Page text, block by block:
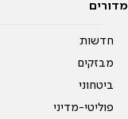
מדורים
חדשות
מבזקים
ביטחוני
פוליטי-מדיני